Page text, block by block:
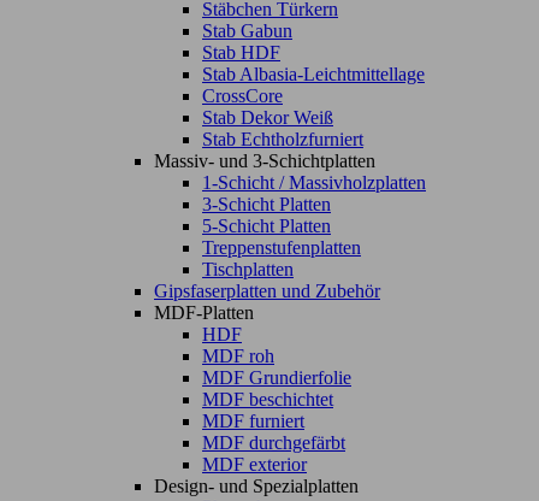
Stäbchen Türkern
Stab Gabun
Stab HDF
Stab Albasia-Leichtmittellage
CrossCore
Stab Dekor Weiß
Stab Echtholzfurniert
Massiv- und 3-Schichtplatten
1-Schicht / Massivholzplatten
3-Schicht Platten
5-Schicht Platten
Treppenstufenplatten
Tischplatten
Gipsfaserplatten und Zubehör
MDF-Platten
HDF
MDF roh
MDF Grundierfolie
MDF beschichtet
MDF furniert
MDF durchgefärbt
MDF exterior
Design- und Spezialplatten